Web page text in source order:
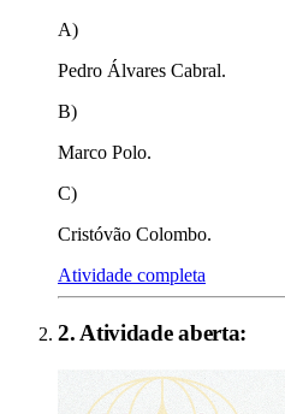
A)
Pedro Álvares Cabral.
B)
Marco Polo.
C)
Cristóvão Colombo.
Atividade completa
2. Atividade aberta: